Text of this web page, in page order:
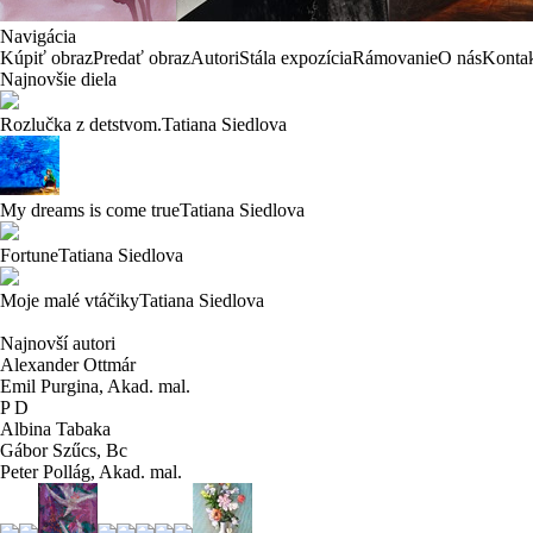
Navigácia
Kúpiť obrazPredať obrazAutoriStála expozíciaRámovanieO nás
Najnovšie diela
Rozlučka z detstvom.Tatiana Siedlova
My dreams is come trueTatiana Siedlova
FortuneTatiana Siedlova
Moje malé vtáčikyTatiana Siedlova
Najnovší autori
Alexander Ottmár
Emil Purgina, Akad. mal.
P D
Albina Tabaka
Gábor Szűcs, Bc
Peter Pollág, Akad. mal.